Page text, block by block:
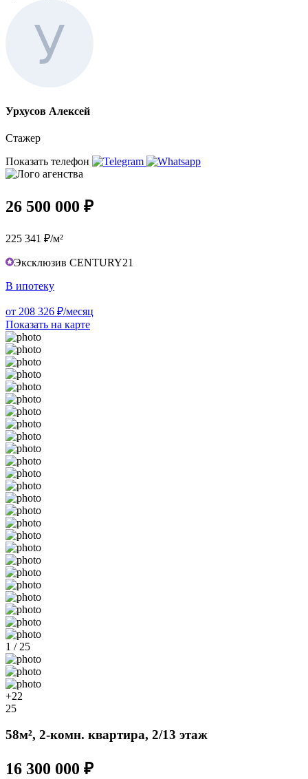
Урхусов Алексей
Стажер
Показать телефон
26 500 000 ₽
225 341 ₽/м²
Эксклюзив CENTURY21
В ипотеку
от 208 326 ₽/месяц
Показать на карте
1 / 25
+22
25
58м², 2-комн. квартира, 2/13 этаж
16 300 000 ₽